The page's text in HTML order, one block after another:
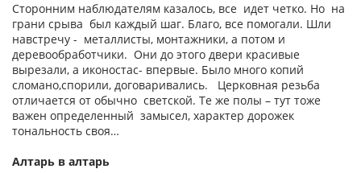
Сторонним наблюдателям казалось, все идет четко. Но на
грани срыва был каждый шаг. Благо, все помогали. Шли
навстречу - металлисты, монтажники, а потом и
деревообработчики. Они до этого двери красивые
вырезали, а иконостас- впервые. Было много копий
сломано,спорили, договаривались. Церковная резьба
отличается от обычно светской. Те же полы – тут тоже
важен определенный замысел, характер дорожек
тональность своя…
Алтарь в алтарь